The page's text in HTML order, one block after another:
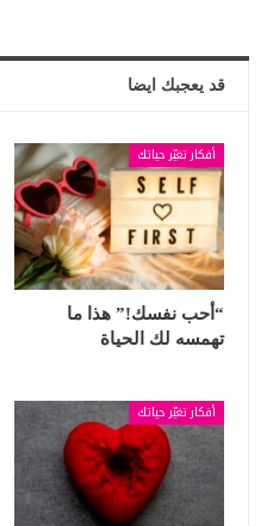
قد يعجبك ايضا
أفكار تغيّر حياتك
“أحب نفسك!” هذا ما
تهمسه لك الحياة
أفكار تغيّر حياتك